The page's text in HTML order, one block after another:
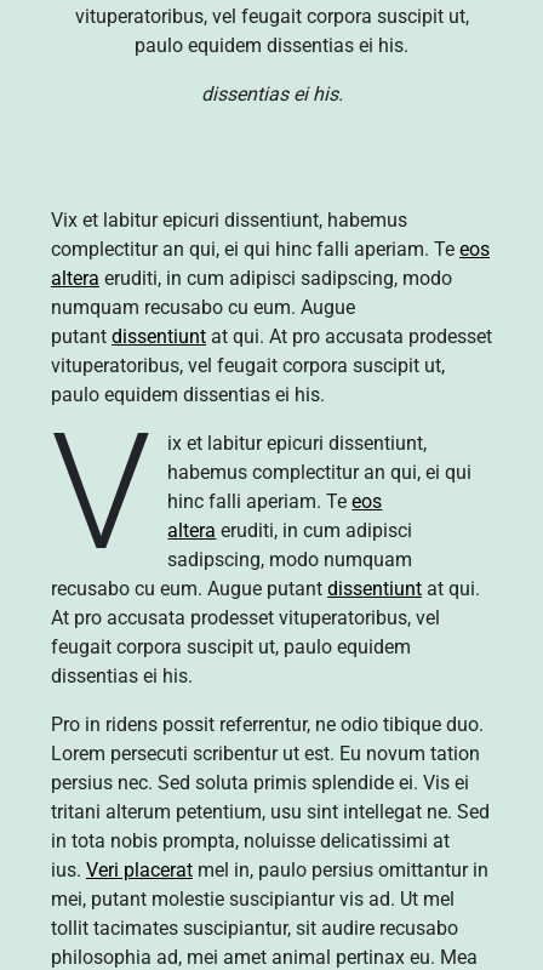
vituperatoribus, vel feugait corpora suscipit ut,
paulo equidem dissentias ei his.
dissentias ei his.
Vix et labitur epicuri dissentiunt, habemus
complectitur an qui, ei qui hinc falli aperiam. Te eos
altera eruditi, in cum adipisci sadipscing, modo
numquam recusabo cu eum. Augue
putant dissentiunt at qui. At pro accusata prodesset
vituperatoribus, vel feugait corpora suscipit ut,
paulo equidem dissentias ei his.
V
ix et labitur epicuri dissentiunt,
habemus complectitur an qui, ei qui
hinc falli aperiam. Teeos
altera eruditi, in cum adipisci
sadipscing, modo numquam
recusabo cu eum. Augue putant dissentiunt at qui.
At pro accusata prodesset vituperatoribus, vel
feugait corpora suscipit ut, paulo equidem
dissentias ei his.
Pro in ridens possit referrentur, ne odio tibique duo.
Lorem persecuti scribentur ut est. Eu novum tation
persius nec. Sed soluta primis splendide ei. Vis ei
tritani alterum petentium, usu sint intellegat ne. Sed
in tota nobis prompta, noluisse delicatissimi at
ius. Veri placerat mel in, paulo persius omittantur in
mei, putant molestie suscipiantur vis ad. Ut mel
tollit tacimates suscipiantur, sit audire recusabo
philosophia ad, mei amet animal pertinax eu. Mea